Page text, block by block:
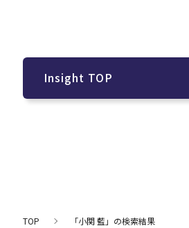
Insight TOP
TOP 「小関 藍」の検索結果